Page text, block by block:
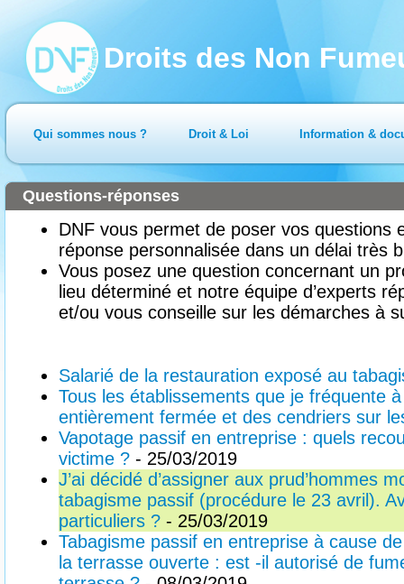
Droits des Non
Qui sommes nous ? Droit & Loi Information &
DNF vous permet de poser vos questions
réponse personnalisée dans un délai très
Vous posez une question concernant un
lieu déterminé et notre équipe d’experts
et/ou vous conseille sur les démarches à
Questions-réponses
Salarié de la restauration exposé au
Tous les établissements que je fréquente
entièrement fermée et des cendriers sur
Vapotage passif en entreprise : quels
victime ? - 25/03/2019
J’ai décidé d’assigner aux prud’hommes
tabagisme passif (procédure le 23 avril).
particuliers ? - 25/03/2019
Tabagisme passif en entreprise à cause
la terrasse ouverte : est -il autorisé de